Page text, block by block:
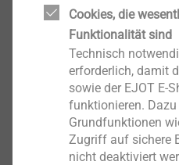
Cookies, die
Funktionalität sind
Technisch
erforderlich, damit
sowie der EJOT E-
funktionieren. Dazu
Grundfunktionen
Zugriff auf sichere
nicht deaktiviert